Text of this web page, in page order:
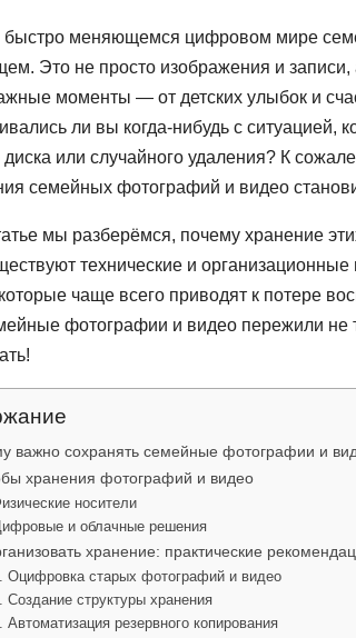
меняющемся цифровом мире
Это не просто изображения и
моменты — от детских улыбок и
ли вы когда-нибудь с ситуацией,
диска или случайного удаления? К
семейных фотографий и видео
мы разберёмся, почему хранение
технические и
чаще всего приводят к потере
фотографии и видео пережили не
важно сохранять семейные фотографии и
хранения фотографий и видео
носители
и облачные решения
хранение: практические
Оцифровка старых фотографий и видео
Создание структуры хранения
Автоматизация резервного копирования